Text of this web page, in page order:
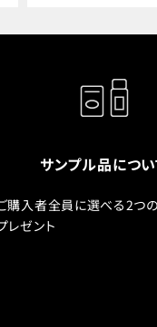
サンプル品につ
購入者全員に選べる2つ
レゼント